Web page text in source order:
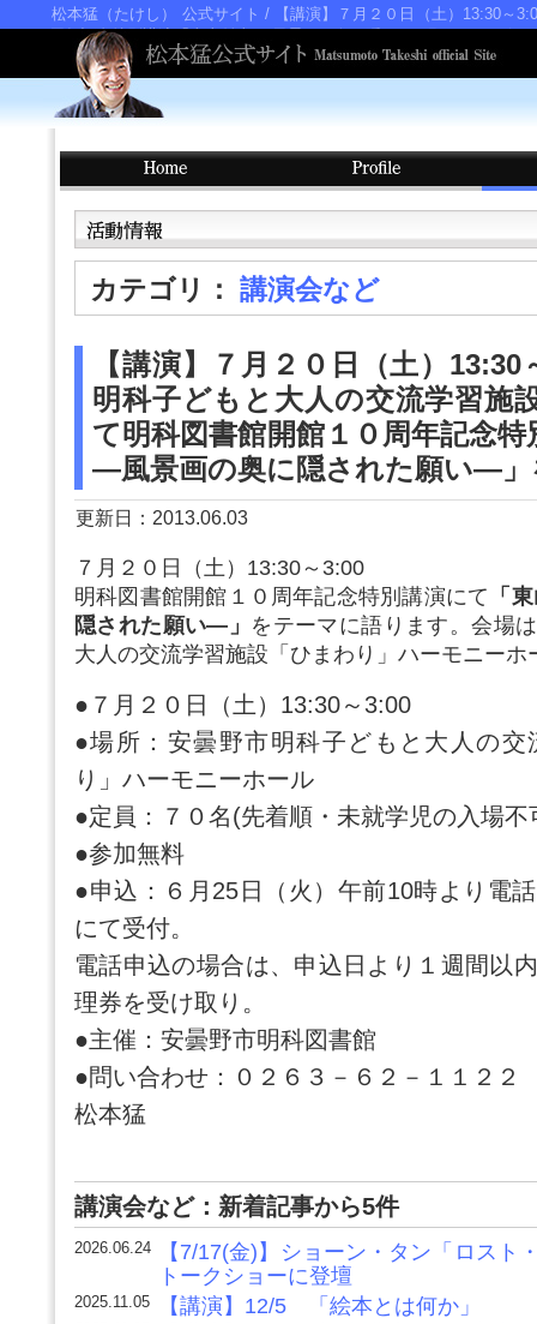
松本猛（たけし） 公式サイト / 【講演】７月２０日（土）13:30～
周年記念特別講演「東山魁夷 ―風景画の奥に隠された願い―」を行
カテゴリ： 講演会など
【講演】７月２０日（土）
明科子どもと大人の交流学習施
て明科図書館開館１０周年記念
―風景画の奥に隠された願い―」
更新日：2013.06.03
７月２０日（土）13:30～3:00
明科図書館開館１０周年記念特別講演にて 「
隠された願い―」 をテーマに語ります。会場
大人の交流学習施設「ひまわり」ハーモニーホ
●７月２０日（土）13:30～3:00
●場所：安曇野市明科子どもと大人の交
り」ハーモニーホール
●定員：７０名(先着順・未就学児の入場不
●参加無料
●申込：６月25日（火）午前10時より電
にて受付。
電話申込の場合は、申込日より１週間以
理券を受け取り。
●主催：安曇野市明科図書館
●問い合わせ：０２６３－６２－１１２２
松本猛
講演会など：新着記事から5件
2026.06.24
【7/17(金)】ショーン・タン「ロスト
トークショーに登壇
2025.11.05 【講演】12/5 「絵本とは何か」